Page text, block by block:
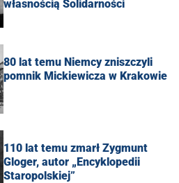
własnością Solidarności
80 lat temu Niemcy zniszczyli
pomnik Mickiewicza w Krakowie
110 lat temu zmarł Zygmunt
Gloger, autor „Encyklopedii
Staropolskiej”